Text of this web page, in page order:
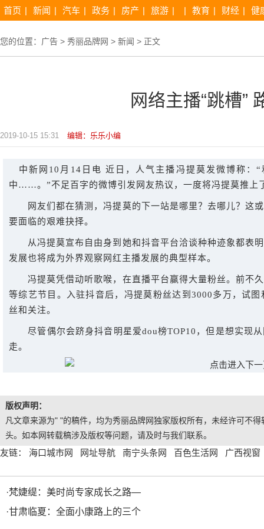
首页 | 新闻 | 汽车 | 政务 | 房产 | 旅游 | | 教育 | 财经 | 健
您的位置： 广告 > 秀丽品牌网 > 新闻 > 正文
网络主播“跳槽”
2019-10-15 15:31 编辑：乐乐小编
中新网10月14日电 近日，人气主播冯提莫发微博称：
中……。”不足百字的微博引发网友热议，一度将冯提莫推上
网友们都在猜测，冯提莫的下一站是哪里？去哪儿？这
要面临的艰难抉择。
从冯提莫宣布自由身到她和抖音平台洽谈种种迹象都表
发展也将成为外界观察网红主播发展的典型样本。
冯提莫凭借动听歌喉，在直播平台赢得大量粉丝。前不
等综艺节目。入驻抖音后，冯提莫粉丝达到3000多万，试
丝和关注。
尽管偶尔会跻身抖音明星爱dou榜TOP10，但是想实现从
走。
版权声明：
凡文章来源为" "的稿件，均为秀丽品牌网独家版权所有，未经许可不
头。如本网转载稿涉及版权等问题，请及时与我们联系。
友链： 海口城市网 网址导航 南宁头条网 百色生活网 广西视窗
·梵婕缇：美时尚专家成长之路—
·甘肃临夏：全面小康路上的三个